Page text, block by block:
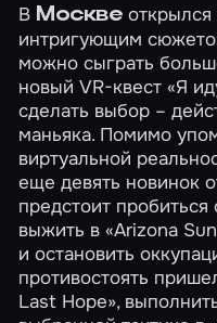
В Москве
интригующим
можно сыграть
новый VR-квест«Я
сделать выбор –
маньяка. Помимо
виртуальной
еще девять новинок
предстоит
выжить в«Arizona
и остановить
противостоять
Last Hope»,